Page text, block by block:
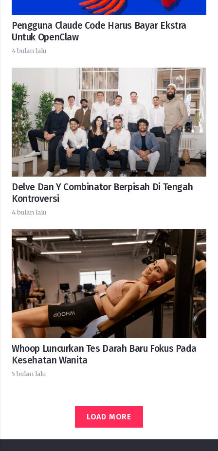
Pengguna Claude Code Harus Bayar Ekstra
Untuk OpenClaw
4 bulan lalu
Delve Dan Y Combinator Berpisah Di Tengah
Kontroversi
4 bulan lalu
Whoop Luncurkan Tes Darah Baru Fokus Pada
Kesehatan Wanita
5 bulan lalu
LOAD MORE